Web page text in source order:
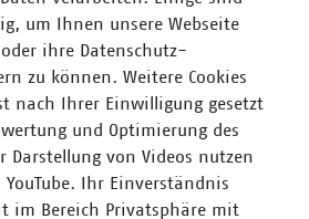
THEMA
um Ihnen unsere Webseite
ihre Datenschutz-
zu können. Weitere Cookies
nach Ihrer Einwilligung gesetzt
und Optimierung des
Darstellung von Videos nutzen
Ihr Einverständnis
im Bereich Privatsphäre mit